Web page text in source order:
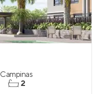
Campinas
2